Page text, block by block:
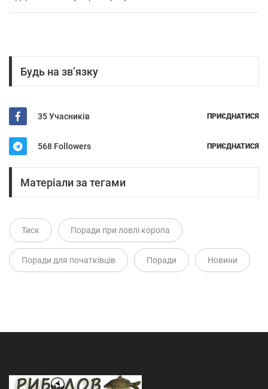
Будь на зв’язку
35 Учасників ПРИЄДНАТИСЯ
568 Followers ПРИЄДНАТИСЯ
Матеріали за тегами
Тиск Поради при ловлі коропа
Поради для початківців Поради Новини